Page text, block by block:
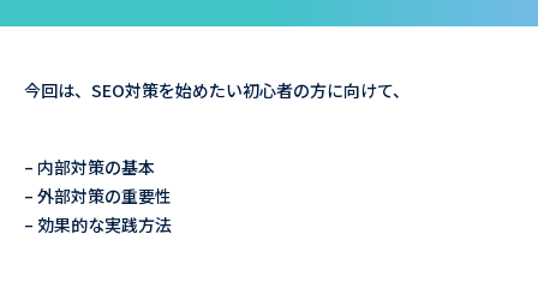
今回は、SEO対策を始めたい初心者の方に向けて、
– 内部対策の基本
– 外部対策の重要性
– 効果的な実践方法